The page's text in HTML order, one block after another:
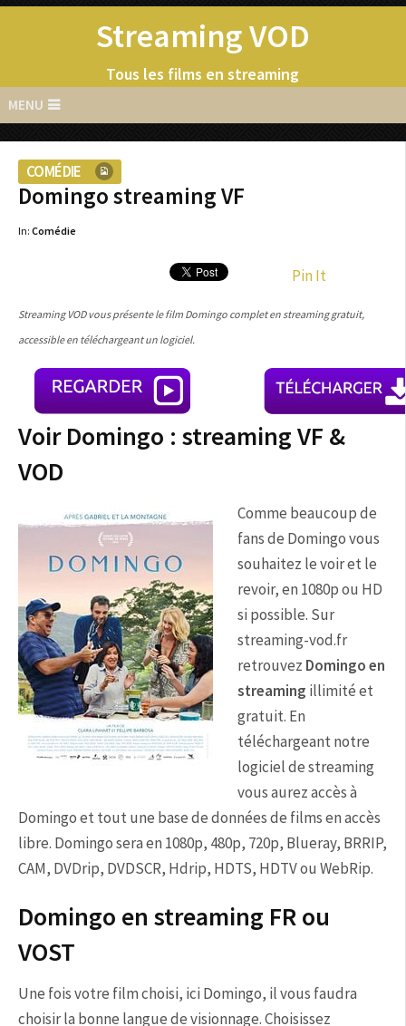
Streaming VOD
Tous les films en streaming
MENU
COMÉDIE
Domingo streaming VF
In: Comédie
Pin It
Streaming VOD vous présente le film Domingo complet en streaming gratuit,
accessible en téléchargeant un logiciel.
Voir Domingo : streaming VF &
VOD
Comme beaucoup de
fans de Domingo vous
souhaitez le voir et le
revoir, en 1080p ou HD
si possible. Sur
streaming-vod.fr
retrouvez Domingo en
streaming illimité et
gratuit. En
téléchargeant notre
logiciel de streaming
vous aurez accès à
Domingo et tout une base de données de films en accès
libre. Domingo sera en 1080p, 480p, 720p, Blueray, BRRIP,
CAM, DVDrip, DVDSCR, Hdrip, HDTS, HDTV ou WebRip.
Domingo en streaming FR ou
VOST
Une fois votre film choisi, ici Domingo, il vous faudra
choisir la bonne langue de visionnage. Choisissez